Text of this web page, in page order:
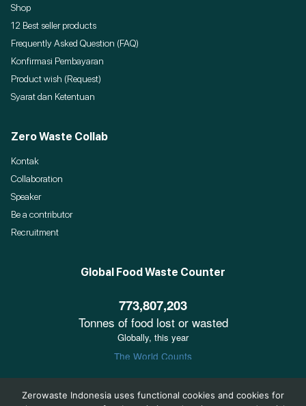
Shop
12 Best seller products
Frequently Asked Question (FAQ)
Konfirmasi Pembayaran
Product wish (Request)
Syarat dan Ketentuan
Zero Waste Collab
Kontak
Collaboration
Speaker
Be a contributor
Recruitment
Global Food Waste Counter
Zerowaste Indonesia uses functional cookies and cookies for